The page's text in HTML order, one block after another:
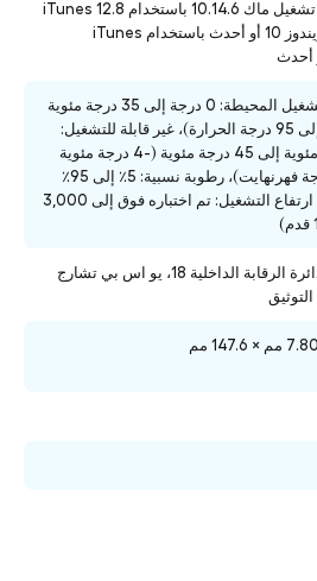
خلال نظام تشغيل ماك 10.14.6 باستخدام iTunes 12.8
أو أحدث، ويندوز 10 أو أحدث باستخدام iTunes
الحرارة التشغيل المحيطة: 0 درجة إلى 35 درجة مئوية
(32 درجة إلى 95 درجة الحرارة)، غير قابلة للتشغيل:
-20 درجة مئوية إلى 45 درجة مئوية (-4 درجة مئوية
إلى 113 درجة فهرنهايت)، رطوبة نسبية: 5٪ إلى 95٪
دون تكاثف ارتفاع التشغيل: تم اختباره فوق إلى 3,000
ايفون مع دائرة الرقابة الداخلية 18، يو اس بي تشارج